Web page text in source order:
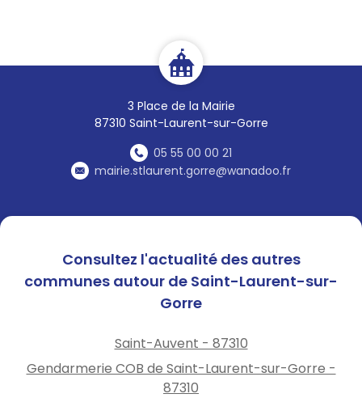
3 Place de la Mairie
87310 Saint-Laurent-sur-Gorre
05 55 00 00 21
mairie.stlaurent.gorre@wanadoo.fr
Consultez l'actualité des autres
communes autour de Saint-Laurent-sur-
Gorre
Saint-Auvent - 87310
Gendarmerie COB de Saint-Laurent-sur-Gorre -
87310